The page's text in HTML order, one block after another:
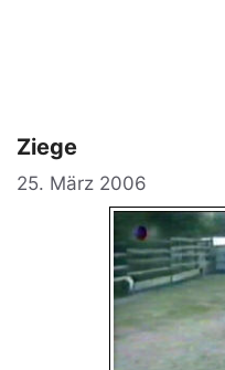
Ziege
25. März 2006